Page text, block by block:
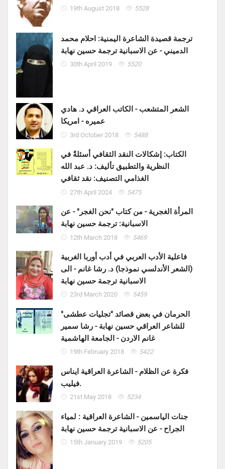
19th August 2018 5528
ترجمة قصيدة الشاعرة اليمنية: احلام محمد
الدميني - عن الاسبانية ترجمة حسين نهابة
30th April 2019 5520
الشعر المتشعب - الكاتب العراقي د. هادي
عميره - امريكا
3rd October 2018 5488
الكتاب: إشكالات النقد الثقافي أسئلةٌ في
النظرية والتطبيق تأليف: د. عبد الله
الغذامي التصنيف: نقد ثقافي
27th April 2024 5475
المرأة الغجرية - من كتاب "نحن الغجر" - عن
الاسبانية: ترجمة حسين نهابة
12th March 2018 5469
فاعلية الأدب العربي في أدب أوربا الغربية
(الشعر الأندلسي نموذجا) د. رشا غانم - الى
الاسبانية ترجمة حسين نهابة
23rd March 2020 5459
الحرمان في بعض قصائد "تجليات عطشى"
للشاعر العراقي حسين نهابة - رشا سمير
غانم الاردن - الجامعة الهاشمية
19th February 2018 5422
فكرة عن الظلام - الشاعرة العراقية ايناس
فيليب.
21st May 2018 5234
جنات الياسمين - الشاعرة العراقية : لمياء
الجراح - عن الاسبانية ترجمة حسين نهابة
15th January 2019 5205